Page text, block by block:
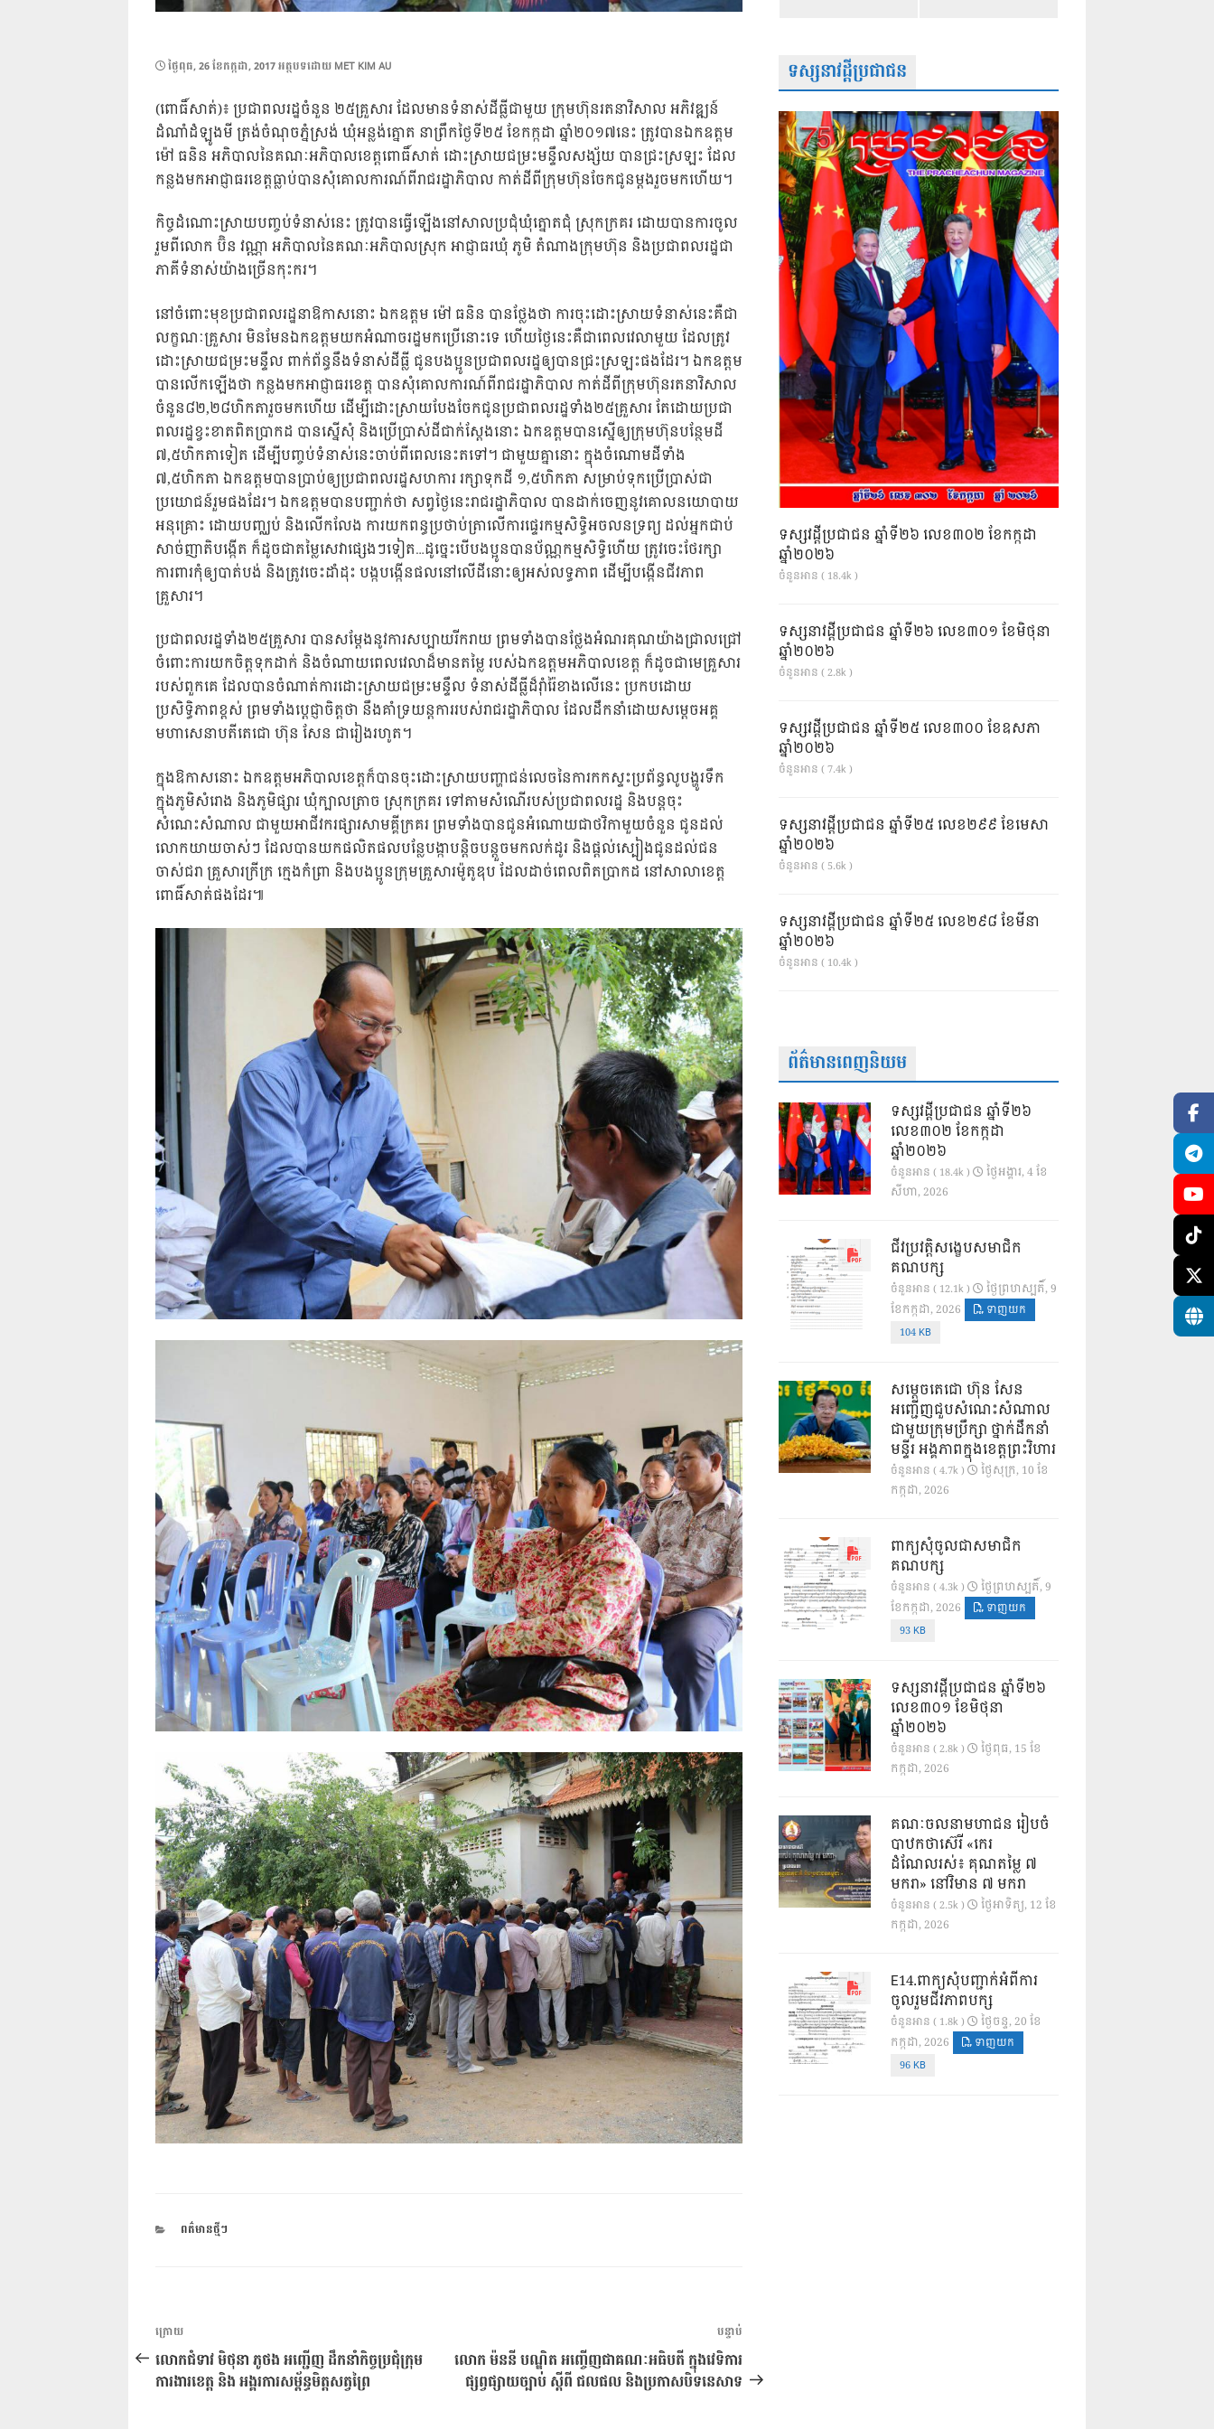
POSTED
ថ្ងៃ​ពុធ, 26 ខែ​កក្កដា, 2017អត្ថបទដោយ MET KIM AU
(ពោធិ៍សាត់)៖ ប្រជាពលរដ្ឋចំនួន ២៥គ្រួសារ ដែលមានទំនាស់ដីធ្លីជាមួយ ក្រុមហ៊ុនរតនាវិសាល អភិវឌ្ឍន៍
ដំណាំដំឡូងមី ត្រង់ចំណុចភ្នំស្រង់ ឃុំអន្លង់ត្នោត នាព្រឹកថ្ងៃទី២៥ ខែកក្កដា ឆ្នាំ២០១៧នេះ ត្រូវបានឯកឧត្តម
ម៉ៅ ធនិន អភិបាលនៃគណៈអភិបាលខេត្តពោធិ៍សាត់ ដោះស្រាយជម្រះមន្ទឹលសង្ស័យ បានជ្រះស្រឡះ ដែល
កន្លងមកអាជ្ញាធរខេត្តធ្លាប់បានសុំគោលការណ៍ពីរាជរដ្ឋាភិបាល កាត់ដីពីក្រុមហ៊ុនចែកជូនម្តងរួចមកហើយ។
កិច្ចដំណោះស្រាយបញ្ចប់ទំនាស់នេះ ត្រូវបានធ្វើឡើងនៅសាលប្រជុំឃុំត្នោតជុំ ស្រុកក្រគរ ដោយបានការចូល
រួមពីលោក ប៊ិន វណ្ណា អភិបាលនៃគណៈអភិបាលស្រុក អាជ្ញាធរឃុំ ភូមិ តំណាងក្រុមហ៊ុន និងប្រជាពលរដ្ឋជា
ភាគីទំនាស់យ៉ាងច្រើនកុះករ។
នៅចំពោះមុខប្រជាពលរដ្ឋនាឱកាសនោះ ឯកឧត្តម ម៉ៅ ធនិន បានថ្លែងថា ការចុះដោះស្រាយទំនាស់នេះគឺជា
លក្ខណៈគ្រួសារ មិនមែនឯកឧត្តមយកអំណាចរដ្ឋមកប្រើនោះទេ ហើយថ្ងៃនេះគឺជាពេលវេលាមួយ ដែលត្រូវ
ដោះស្រាយជម្រះមន្ទឹល ពាក់ព័ន្ធនឹងទំនាស់ដីធ្លី ជូនបងប្អូនប្រជាពលរដ្ឋឲ្យបានជ្រះស្រឡះផងដែរ។ ឯកឧត្តម
បានលើកឡើងថា កន្លងមកអាជ្ញាធរខេត្ត បានសុំគោលការណ៍ពីរាជរដ្ឋាភិបាល កាត់ដីពីក្រុមហ៊ុនរតនាវិសាល
ចំនួន៨២,២៨ហិកតារួចមកហើយ ដើម្បីដោះស្រាយបែងចែកជូនប្រជាពលរដ្ឋទាំង២៥គ្រួសារ តែដោយប្រជា
ពលរដ្ឋខ្វះខាតពិតប្រាកដ បានស្នើសុំ និងប្រើប្រាស់ដីជាក់ស្តែងនោះ ឯកឧត្តមបានស្នើឲ្យក្រុមហ៊ុនបន្ថែមដី
៧,៥ហិកតាទៀត ដើម្បីបញ្ចប់ទំនាស់នេះចាប់ពីពេលនេះតទៅ។ ជាមួយគ្នានោះ ក្នុងចំណោមដីទាំង
៧,៥ហិកតា ឯកឧត្តមបានប្រាប់ឲ្យប្រជាពលរដ្ឋសហការ រក្សាទុកដី ១,៥ហិកតា សម្រាប់ទុកប្រើប្រាស់ជា
ប្រយោជន៍រួមផងដែរ។ ឯកឧត្តមបានបញ្ជាក់ថា សព្វថ្ងៃនេះរាជរដ្ឋាភិបាល បានដាក់ចេញនូវគោលនយោបាយ
អនុគ្រោះ ដោយបញ្ឈប់ និងលើកលែង ការយកពន្ធប្រថាប់ត្រាលើការផ្ទេរកម្មសិទ្ធិអចលនទ្រព្យ ដល់អ្នកជាប់
សាច់ញាតិបង្កើត ក៏ដូចជាតម្លៃសេវាផ្សេងៗទៀត…ដូច្នេះបើបងប្អូនបានប័ណ្ណកម្មសិទ្ធិហើយ ត្រូវចេះថែរក្សា
ការពារកុំឲ្យបាត់បង់ និងត្រូវចេះដាំដុះ បង្កបង្កើនផលនៅលើដីនោះឲ្យអស់លទ្ធភាព ដើម្បីបង្កើនជីវភាព
គ្រួសារ។
ប្រជាពលរដ្ឋទាំង២៥គ្រួសារ បានសម្តែងនូវការសប្បាយរីករាយ ព្រមទាំងបានថ្លែងអំណរគុណយ៉ាងជ្រាលជ្រៅ
ចំពោះការយកចិត្តទុកដាក់ និងចំណាយពេលវេលាដ៏មានតម្លៃ របស់ឯកឧត្តមអភិបាលខេត្ត ក៏ដូចជាមេគ្រួសារ
របស់ពួកគេ ដែលបានចំណាត់ការដោះស្រាយជម្រះមន្ទឹល ទំនាស់ដីធ្លីដ៏រ៉ាំរ៉ៃខាងលើនេះ ប្រកបដោយ
ប្រសិទ្ធិភាពខ្ពស់ ព្រមទាំងប្តេជ្ញាចិត្តថា នឹងគាំទ្រយន្តការរបស់រាជរដ្ឋាភិបាល ដែលដឹកនាំដោយសម្តេចអគ្គ
មហាសេនាបតីតេជោ ហ៊ុន សែន ជារៀងរហូត។
ក្នុងឱកាសនោះ ឯកឧត្តមអភិបាលខេត្តក៏បានចុះដោះស្រាយបញ្ហាជន់លេចនៃការកកស្ទះប្រព័ន្ធលូបង្ហូរទឹក
ក្នុងភូមិសំរោង និងភូមិផ្សារ ឃុំក្បាលត្រាច ស្រុកក្រគរ ទៅតាមសំណើរបស់ប្រជាពលរដ្ឋ និងបន្តចុះ
សំណេះសំណាល ជាមួយអាជីវករផ្សារសាមគ្គីក្រគរ ព្រមទាំងបានជូនអំណោយជាថវិកាមួយចំនួន ជូនដល់
លោកយាយចាស់ៗ ដែលបានយកផលិតផលបន្លែបង្កាបន្តិចបន្តួចមកលក់ដូរ និងផ្តល់ស្បៀងជូនដល់ជន
ចាស់ជរា គ្រួសារក្រីក្រ ក្មេងកំព្រា និងបងប្អូនក្រុមគ្រួសារម៉ូតូឌុប ដែលដាច់ពេលពិតប្រាកដ នៅសាលាខេត្ត
ពោធិ៍សាត់ផងដែរ៕
CATEGORIES
ពត៌មានថ្មីៗ
ការ​
នាំទិស​
ប្រកាស
អត្ថបទ
មុន
ក្រោយ
លោកជំទាវ មិថុនា ភូថង អញ្ជើញ ដឹកនាំកិច្ចប្រជុំក្រុម
ការងារខេត្ត និង អង្គរការសម្ព័ន្ធមិត្តសត្វព្រៃ
បន្ទាប់
បន្ទាប់
លោក ម៉ននី បណ្ឌិត អញ្ចើញជាគណៈអធិបតី ក្នុងវេទិការ
ផ្សព្វផ្សាយច្បាប់ ស្ដីពី ជលផល និងប្រកាសបិទនេសាទ
ទស្សនាវដ្តីប្រជាជន
ទស្សវដ្តីប្រជាជន ឆ្នាំទី២៦ លេខ៣០២ ខែកក្កដា
ឆ្នាំ២០២៦
ចំនួនអាន ( 18.4k )
ទស្សនាវដ្ដីប្រជាជន ឆ្នាំទី២៦ លេខ៣០១ ខែមិថុនា
ឆ្នាំ២០២៦
ចំនួនអាន ( 2.8k )
ទស្សវដ្តីប្រជាជន ឆ្នាំទី២៥ លេខ៣០០ ខែឧសភា
ឆ្នាំ២០២៦
ចំនួនអាន ( 7.4k )
ទស្សនាវដ្ដីប្រជាជន ឆ្នាំទី២៥ លេខ២៩៩ ខែមេសា
ឆ្នាំ២០២៦
ចំនួនអាន ( 5.6k )
ទស្សនាវដ្ដីប្រជាជន ឆ្នាំទី២៥ លេខ២៩៨ ខែមីនា
ឆ្នាំ២០២៦
ចំនួនអាន ( 10.4k )
ព័ត៌មានពេញនិយម
ទស្សវដ្តីប្រជាជន ឆ្នាំទី២៦
លេខ៣០២ ខែកក្កដា
ឆ្នាំ២០២៦
ចំនួនអាន ( 18.4k )
ថ្ងៃ​អង្គារ, 4 ខែ​
សីហា, 2026
ជីវប្រវត្តិសង្ខេបសមាជិក
គណបក្ស
ចំនួនអាន ( 12.1k )
ថ្ងៃ​ព្រហស្បតិ៍, 9
ខែ​កក្កដា, 2026
ទាញយក
104 KB
សម្តេចតេជោ ហ៊ុន សែន
អញ្ជើញជួបសំណេះសំណាល
ជាមួយក្រុមប្រឹក្សា ថ្នាក់ដឹកនាំ
មន្ទីរ អង្គភាពក្នុងខេត្តព្រះវិហារ
ចំនួនអាន ( 4.7k )
ថ្ងៃ​សុក្រ, 10 ខែ​
កក្កដា, 2026
ពាក្យសុំចូលជាសមាជិក
គណបក្ស
ចំនួនអាន ( 4.3k )
ថ្ងៃ​ព្រហស្បតិ៍, 9
ខែ​កក្កដា, 2026
ទាញយក
93 KB
ទស្សនាវដ្ដីប្រជាជន ឆ្នាំទី២៦
លេខ៣០១ ខែមិថុនា
ឆ្នាំ២០២៦
ចំនួនអាន ( 2.8k )
ថ្ងៃ​ពុធ, 15 ខែ​
កក្កដា, 2026
គណៈចលនាមហាជន រៀបចំ
បាឋកថាស៊េរី «កេរ
ដំណែលរស់៖ គុណតម្លៃ ៧
មករា» នៅវិមាន ៧ មករា
ចំនួនអាន ( 2.5k )
ថ្ងៃ​អាទិត្យ, 12 ខែ​
កក្កដា, 2026
E14.ពាក្យសុំបញ្ជាក់អំពីការ
ចូលរួមជីវភាពបក្ស
ចំនួនអាន ( 1.8k )
ថ្ងៃ​ចន្ទ, 20 ខែ​
កក្កដា, 2026
ទាញយក
96 KB